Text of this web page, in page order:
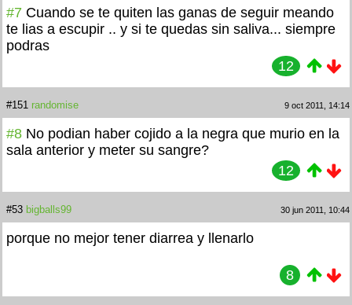
#7 Cuando se te quiten las ganas de seguir meando
te lias a escupir .. y si te quedas sin saliva... siempre
podras
12
#151 randomise 9 oct 2011, 14:14
#8 No podian haber cojido a la negra que murio en la
sala anterior y meter su sangre?
12
#53 bigballs99 30 jun 2011, 10:44
porque no mejor tener diarrea y llenarlo
8